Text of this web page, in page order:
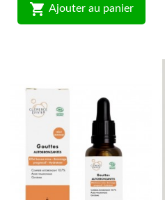
 Ajouter au panier